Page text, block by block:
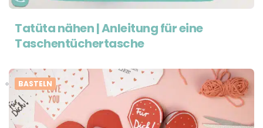
Tatüta nähen | Anleitung für eine
Taschentüchertasche
BASTELN